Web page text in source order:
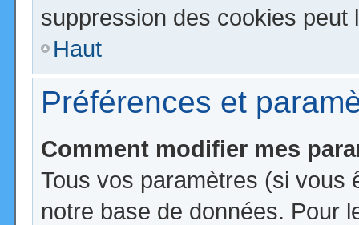
suppression des cookies peut
Haut
Préférences et
Comment modifier mes
Tous vos paramètres (si vous
notre base de données. Pour